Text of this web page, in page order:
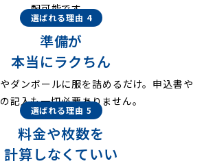
配可能です。
選ばれる理由 4
準備が
本当にラクちん
ダンボールに服を詰めるだけ。申込書や
記入も一切必要ありません。
選ばれる理由 5
料金や枚数を
計算しなくていい